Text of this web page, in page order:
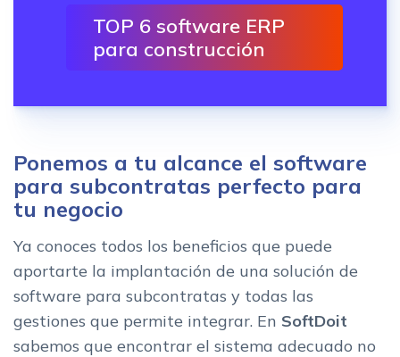
TOP 6 software ERP
para construcción
Ponemos a tu alcance el software
para subcontratas perfecto para
tu negocio
Ya conoces todos los beneficios que puede
aportarte la implantación de una solución de
software para subcontratas y todas las
gestiones que permite integrar. En SoftDoit
sabemos que encontrar el sistema adecuado no